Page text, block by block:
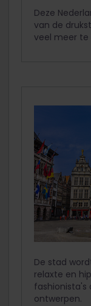
Deze
van de
veel meer te
De stad
relaxte en
fashionista's
ontwerpen.